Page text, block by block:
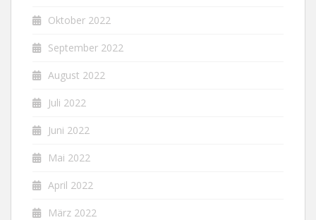
Oktober 2022
September 2022
August 2022
Juli 2022
Juni 2022
Mai 2022
April 2022
März 2022